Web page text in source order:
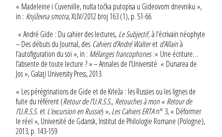
« Madeleine i Cuverville, nulta točka putopisa u Gideovom dnevniku »,
in : Književna smotra, XLIV/2012 broj 163 (1), p. 51-66.
« André Gide : Du cahier des lectures, Le Subjectif,à l’écrivain néophyte
– Des débuts du Journal, des Cahiers d’André Walteret d’Allainà
l’autofiguration du soi », in : Mélanges francophones:« Une écriture…
l’absente de toute lecture ? » – Annales de l’Université « Dunarea de
Jos », Galaţi University Press, 2013.
« Les pérégrinations de Gide et de Krleža : les Russies ou les lignes de
fuite du référent (Retour de l’U.R.S.S., Retouches à mon « Retour de
l’U.R.S.S. et L’excursion en Russie) »,Les Cahiers ERTAn° 3, « Déformer
le réel », Université de Gdansk, Institut de Philologie Romane (Pologne),
2013, p. 143-159.